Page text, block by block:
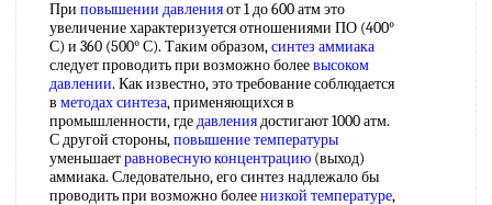
При повышении давленияот 1 до 600 атм это
увеличение характеризуется отношениями ПО (400°
С) и 360 (500° С). Таким образом,синтез аммиака
следует проводить при возможно болеевысоком
давлении. Как известно, это требование соблюдается
в методах синтеза, применяющихся в
промышленности, гдедавлениядостигают 1000 атм.
С другой стороны,повышение температуры
уменьшаетравновесную концентрацию (выход)
аммиака. Следовательно, его синтез надлежало бы
проводить при возможно болеенизкой температуре,